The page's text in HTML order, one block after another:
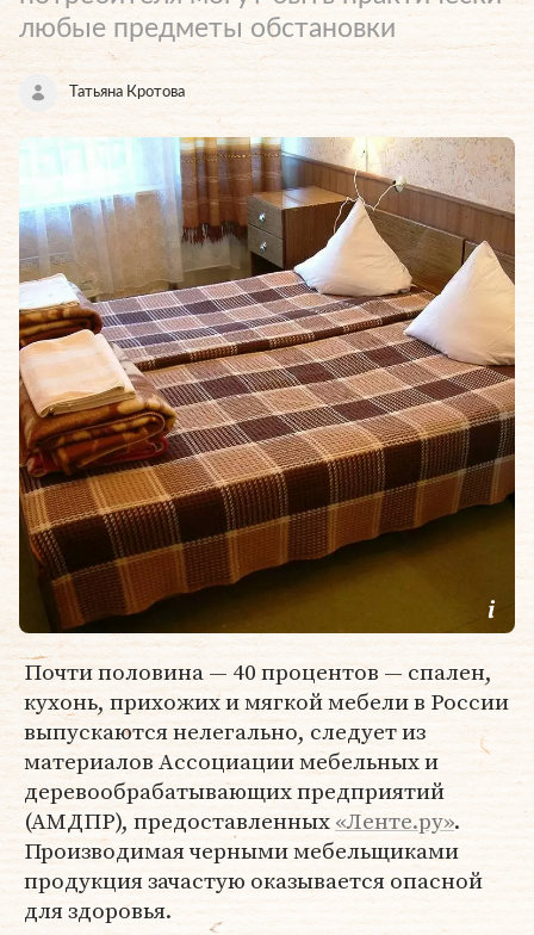
любые предметы обстановки
Татьяна Кротова
Почти половина — 40 процентов — спален,
кухонь, прихожих и мягкой мебели в России
выпускаются нелегально, следует из
материалов Ассоциации мебельных и
деревообрабатывающих предприятий
(АМДПР), предоставленных«Ленте.ру».
Производимая черными мебельщиками
продукция зачастую оказывается опасной
для здоровья.